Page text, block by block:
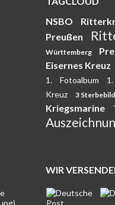
NSBO
Preußen
Württemberg
Eisernes Kreuz
1.
Fotoalbum
Kreuz
3
Kriegsmarine
WIR